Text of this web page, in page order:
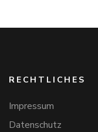
RECHTLICHES
Impressum
Datenschutz